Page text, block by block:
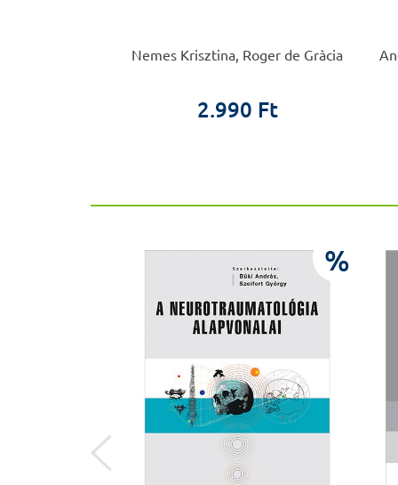
Nemes Krisztina, Roger de Gràcia
2.990 Ft
%